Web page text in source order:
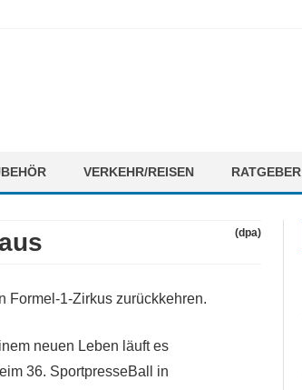
FAHRER
VERKEHR/REISEN RATGEBER
(dpa)
Formel-1-Zirkus zurückkehren.
neuen Leben läuft es
36. SportpresseBall in